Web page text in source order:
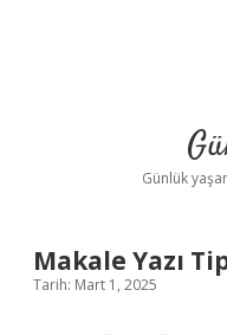
Günlük
Makale Yazı
Tarih: Mart 1, 2025